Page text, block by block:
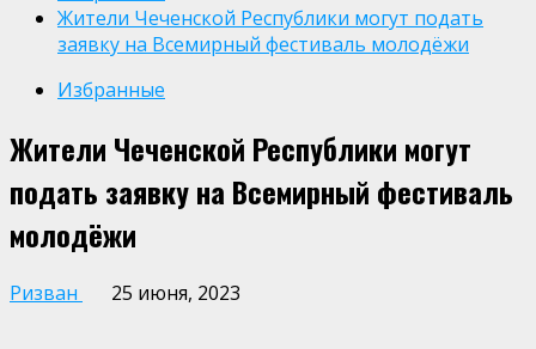
Жители Чеченской Республики могут подать
заявку на Всемирный фестиваль молодёжи
Избранные
Жители Чеченской Республики могут
подать заявку на Всемирный фестиваль
молодёжи
Ризван 25 июня, 2023